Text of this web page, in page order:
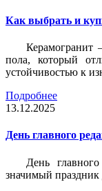
Как выбрать и
Керамогранит
пола, который
устойчивостью к
Подробнее
13.12.2025
День главного
День
значимый праздник